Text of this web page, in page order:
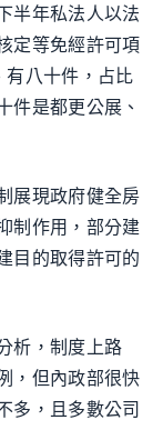
半年私法人以法
定等免經許可項
有八十件，占比
件是都更公展、
展現政府健全房
制作用，部分建
目的取得許可的
析，制度上路
，但內政部很快
多，且多數公司